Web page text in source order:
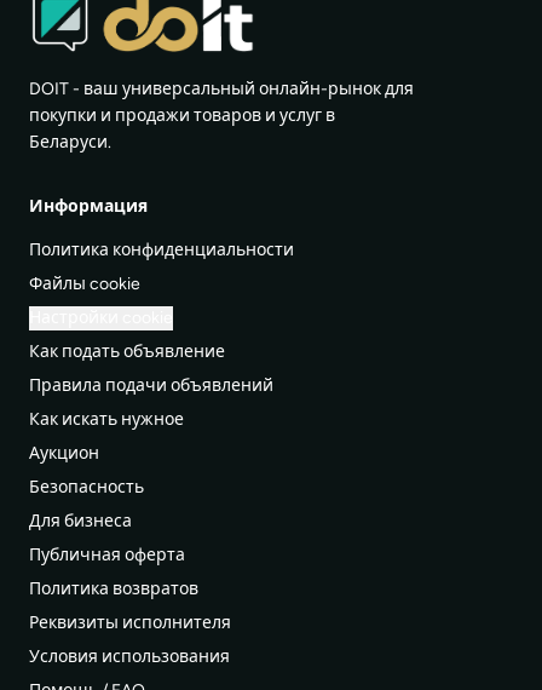
DOIT - ваш универсальный онлайн-рынок для
покупки и продажи товаров и услуг в
Беларуси.
Информация
Политика конфиденциальности
Файлы cookie
Как подать объявление
Правила подачи объявлений
Как искать нужное
Аукцион
Безопасность
Для бизнеса
Публичная оферта
Политика возвратов
Реквизиты исполнителя
Условия использования